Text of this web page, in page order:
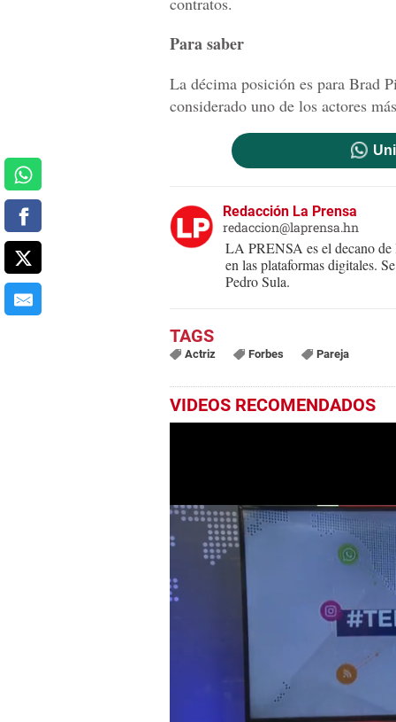
Para saber
La décima posición es para Brad
considerado uno de los actores
Redacción La Prensa
redaccion@laprensa.hn
LA PRENSA es el decano de
en las plataformas digitales.
Pedro Sula.
Actriz Forbes Pareja
VIDEOS RECOMENDADOS